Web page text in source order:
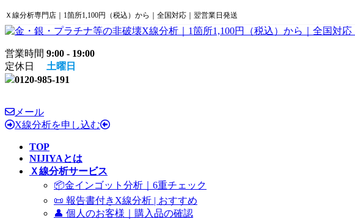
ン
テ
ツ
へ
ス
ッ
プ
ビ
ゲ
シ
ョ
ン
移
動
Ｘ線分析専門店｜1箇所1,100円（税込）から｜全国対応｜翌営業日発送
営業時間 9:00 - 19:00
定休日 土曜日
0120-985-191
メール
X線分析を申し込む
TOP
NIJIYAとは
Ｘ線分析サービス
📦金インゴット分析｜6重チェック
📜 報告書付きX線分析 | おすすめ
👤 個人のお客様｜購入品の確認